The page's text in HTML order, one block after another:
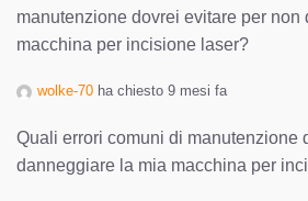
manutenzione dovrei evitare per non
macchina per incisione laser?
wolke-70 ha chiesto 9 mesi fa
Quali errori comuni di manutenzione
danneggiare la mia macchina per